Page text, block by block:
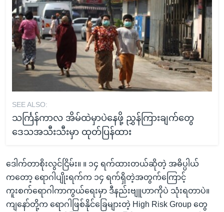
SEE ALSO:
သင်္ကြန်ကာလ အိမ်ထဲမှာပဲနေဖို့ ညွှန်ကြားချက်တွေ
ဒေသအသီးသီးမှာ ထုတ်ပြန်ထား
ဒေါက်တာစိုးလွင်ငြိမ်း။ ။ ၁၄ ရက်ထားတယ်ဆိုတဲ့ အဓိပ္ပါယ်
ကတော့ ရောဂါပျိုးရက်က ၁၄ ရက်ရှိတဲ့အတွက်ကြောင့်
ကူးစက်ရောဂါကာကွယ်ရေးမှာ ဒီနည်းဗျူဟာကိုပဲ သုံးရတာပဲ။
ကျနော်တို့က ရောဂါဖြစ်နိုင်ခြေများတဲ့ High Risk Group တွေ